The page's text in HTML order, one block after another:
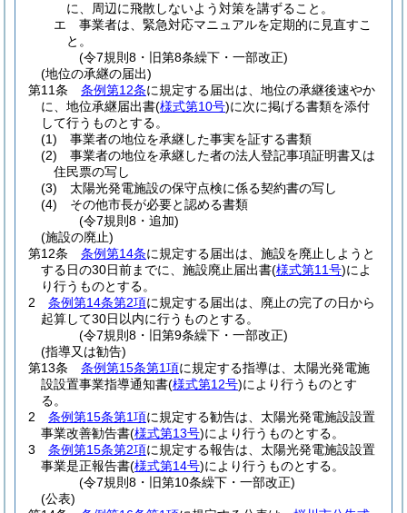
に、周辺に飛散しないよう対策を講ずること。
エ
事業者は、緊急対応マニュアルを定期的に見直すこ
と。
(令7規則8・旧第8条繰下・一部改正)
(地位の承継の届出)
第11条
条例第12条に規定する届出は、地位の承継後速やか
に、地位承継届出書(様式第10号)に次に掲げる書類を添付
して行うものとする。
(1)
事業者の地位を承継した事実を証する書類
(2)
事業者の地位を承継した者の法人登記事項証明書又は
住民票の写し
(3)
太陽光発電施設の保守点検に係る契約書の写し
(4)
その他市長が必要と認める書類
(令7規則8・追加)
(施設の廃止)
第12条
条例第14条に規定する届出は、施設を廃止しようと
する日の30日前までに、施設廃止届出書(様式第11号)によ
り行うものとする。
2
条例第14条第2項に規定する届出は、廃止の完了の日から
起算して30日以内に行うものとする。
(令7規則8・旧第9条繰下・一部改正)
(指導又は勧告)
第13条
条例第15条第1項に規定する指導は、太陽光発電施
設設置事業指導通知書(様式第12号)により行うものとす
る。
2
条例第15条第1項に規定する勧告は、太陽光発電施設設置
事業改善勧告書(様式第13号)により行うものとする。
3
条例第15条第2項に規定する報告は、太陽光発電施設設置
事業是正報告書(様式第14号)により行うものとする。
(令7規則8・旧第10条繰下・一部改正)
(公表)